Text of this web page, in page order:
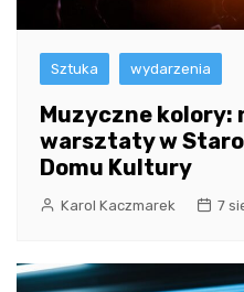
Sztuka wydarzenia
Muzyczne kolory:
warsztaty w
Domu Kultury
Karol Kaczmarek 7